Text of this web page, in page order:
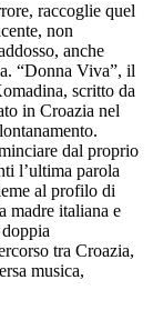
raccoglie quel
non
anche
“Donna Viva”, il
scritto da
in Croazia nel
dal proprio
l’ultima parola
al profilo di
madre italiana e
tra Croazia,
musica,